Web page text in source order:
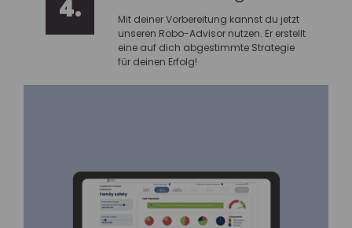
4.
Mit deiner Vorbereitung kannst du jetzt
unseren Robo-Advisor nutzen. Er erstellt
eine auf dich abgestimmte Strategie
für deinen Erfolg!